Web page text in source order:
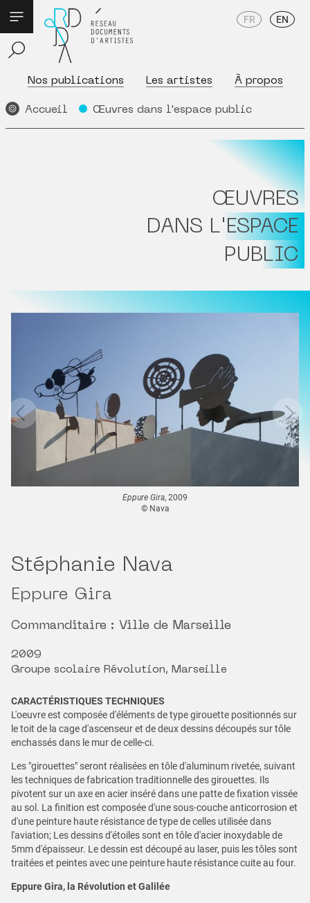
Nos publications Les artistes À propos
FR EN
Accueil Œuvres dans l'espace public
ŒUVRES
DANS L'ESPACE
PUBLIC
Eppure Gira, 2009
© Nava
Stéphanie Nava
Eppure Gira
Commanditaire : Ville de Marseille
2009
Groupe scolaire Révolution, Marseille
CARACTÉRISTIQUES TECHNIQUES
L'oeuvre est composée d'éléments de type girouette positionnés sur
le toit de la cage d'ascenseur et de deux dessins découpés sur tôle
enchassés dans le mur de celle-ci.
Les "girouettes" seront réalisées en tôle d'aluminum rivetée, suivant
les techniques de fabrication traditionnelle des girouettes. Ils
pivotent sur un axe en acier inséré dans une patte de fixation vissée
au sol. La finition est composée d'une sous-couche anticorrosion et
d'une peinture haute résistance de type de celles utilisée dans
l'aviation; Les dessins d'étoiles sont en tôle d'acier inoxydable de
5mm d'épaisseur. Le dessin est découpé au laser, puis les tôles sont
traitées et peintes avec une peinture haute résistance cuite au four.
Eppure Gira, la Révolution et Galilée